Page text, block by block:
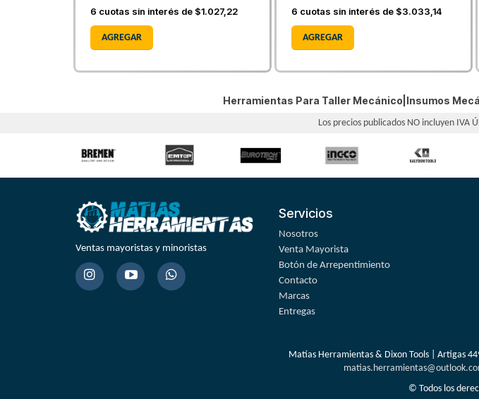
6 cuotas sin interés de $1.027,22
AGREGAR
6 cuotas sin interés de $3.033,14
AGREGAR
Herramientas Para Taller Mecánico|Insumos
Los precios publicados NO incluyen IVA
Ventas mayoristas y minoristas
Servicios
Nosotros
Venta Mayorista
Botón de Arrepentimiento
Contacto
Marcas
Entregas
Matías Herramientas & Dixon Tools | Artigas
© Todos los